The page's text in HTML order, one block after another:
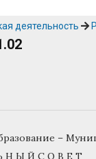
деятельность
–
Н Ы Й С О В Е Т